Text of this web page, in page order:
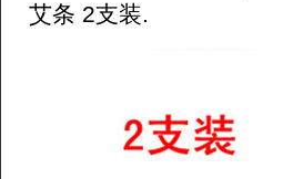
艾条 2支装.